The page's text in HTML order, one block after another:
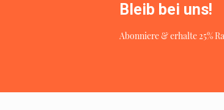
Bleib bei uns!
Abonniere & erhalte 25%